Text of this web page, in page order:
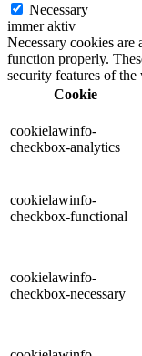
Necessary
immer aktiv
Necessary cookies are
function properly.
security features of
Cookie
cookielawinfo-
checkbox-analytics
cookielawinfo-
checkbox-functional
cookielawinfo-
checkbox-necessary